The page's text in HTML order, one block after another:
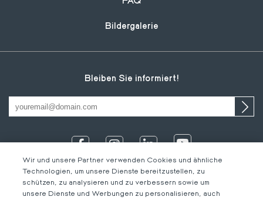
Bildergalerie
Bleiben Sie informiert!
Wir und unsere Partner verwenden Cookies und ähnliche
Technologien, um unsere Dienste bereitzustellen, zu
schützen, zu analysieren und zu verbessern sowie um
unsere Dienste und Werbungen zu personalisieren, auch